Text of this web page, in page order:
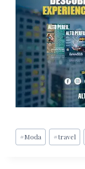
Etiquetas
de
#Moda #travel